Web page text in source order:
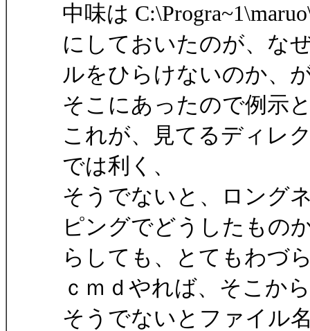
中味は
にしておいたのが、な
ルをひらけないのか、
そこにあったので例示
これが、見てるディレ
では利く、
そうでないと、ロング
ピングでどうしたもの
らしても、とてもわづ
ｃｍｄやれば、そこか
そうでないとファイル